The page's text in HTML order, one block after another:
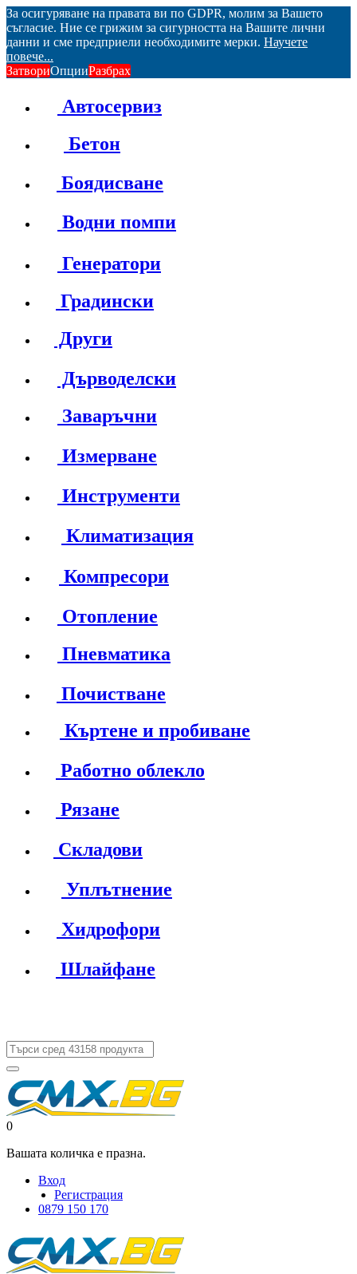
За осигуряване на правата ви по GDPR, молим за Вашето
съгласие. Ние се грижим за сигурността на Вашите лични
данни и сме предприели необходимите мерки. Научете
повече...
ЗатвориОпцииРазбрах
Автосервиз
Бетон
Боядисване
Водни помпи
Генератори
Градински
Други
Дърводелски
Заваръчни
Измерване
Инструменти
Климатизация
Компресори
Отопление
Пневматика
Почистване
Къртене и пробиване
Работно облекло
Рязане
Складови
Уплътнение
Хидрофори
Шлайфане
0
Вашата количка е празна.
Вход
Регистрация
0879 150 170